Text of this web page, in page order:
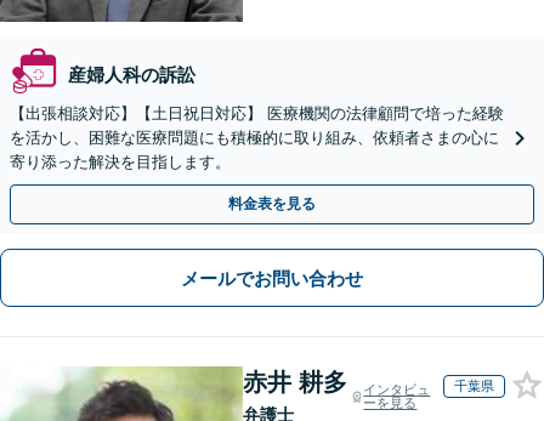
産婦人科の訴訟
【出張相談対応】【土日祝日対応】 医療機関の法律顧問で培った経験
を活かし、困難な医療問題にも積極的に取り組み、依頼者さまの心に
寄り添った解決を目指します。
料金表を見る
メールでお問い合わせ
赤井 耕多
弁護士
インタビュ
ーを見る
千葉県